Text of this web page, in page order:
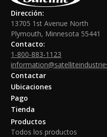
Dirección:
13705 1st Avenue North
Plymouth, Minnesota 55441
Contacto:
1-800-883-1123
Contactar
Ubicaciones
Pago
Tienda
Productos
Todos los productos